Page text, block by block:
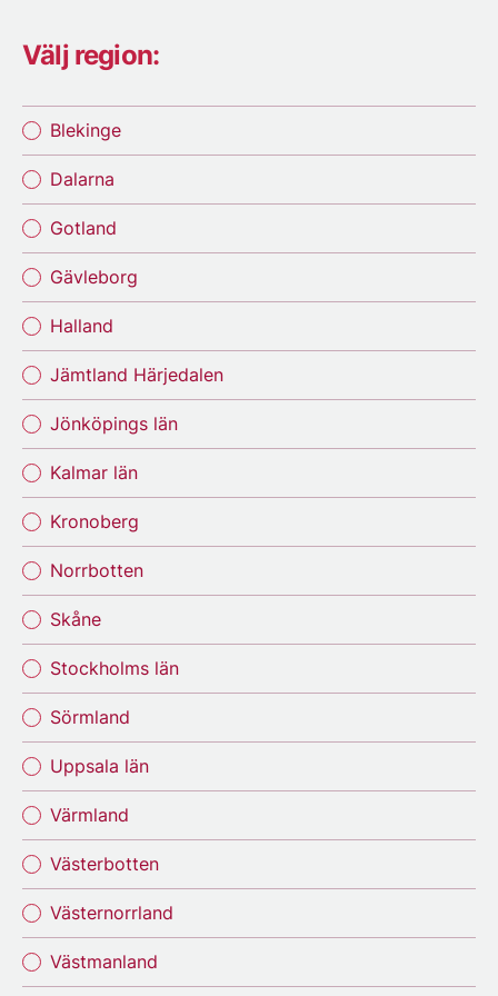
Välj region:
Blekinge
Dalarna
Gotland
Gävleborg
Halland
Jämtland Härjedalen
Jönköpings län
Kalmar län
Kronoberg
Norrbotten
Skåne
Stockholms län
Sörmland
Uppsala län
Värmland
Västerbotten
Västernorrland
Västmanland